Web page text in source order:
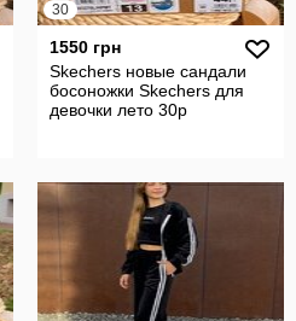
30
1550 грн
Skechers новые сандали
босоножки Skechers для
девочки лето 30р